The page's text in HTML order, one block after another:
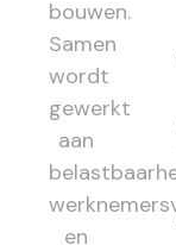
bouwen.
Samen
wordt
gewerkt
aan
en